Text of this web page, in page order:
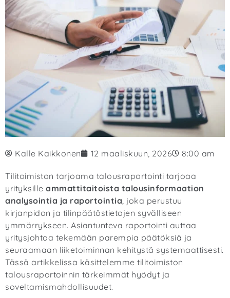
Kalle Kaikkonen 12 maaliskuun, 2026 8:00 am
Tilitoimiston tarjoama talousraportointi tarjoaa
yrityksille ammattitaitoista talousinformaation
analysointia ja raportointia , joka perustuu
kirjanpidon ja tilinpäätöstietojen syvälliseen
ymmärrykseen. Asiantunteva raportointi auttaa
yritysjohtoa tekemään parempia päätöksiä ja
seuraamaan liiketoiminnan kehitystä systemaattisesti.
Tässä artikkelissa käsittelemme tilitoimiston
talousraportoinnin tärkeimmät hyödyt ja
soveltamismahdollisuudet.